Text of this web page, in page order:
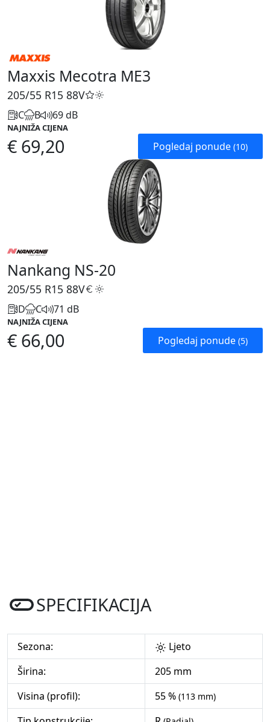
Maxxis Mecotra ME3
205/55 R15 88V
C B 69 dB
NAJNIŽA CIJENA
€ 69,20 Pogledaj ponude (10)
Nankang NS-20
205/55 R15 88V
D C 71 dB
NAJNIŽA CIJENA
€ 66,00 Pogledaj ponude (5)
SPECIFIKACIJA
Sezona:
Ljeto
Širina:
205 mm
Visina (profil):
55 % (113 mm)